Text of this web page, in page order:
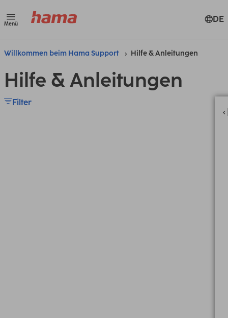
Menü DE
Willkommen beim Hama Support Hilfe & Anleitungen
Hilfe & Anleitungen
Filter